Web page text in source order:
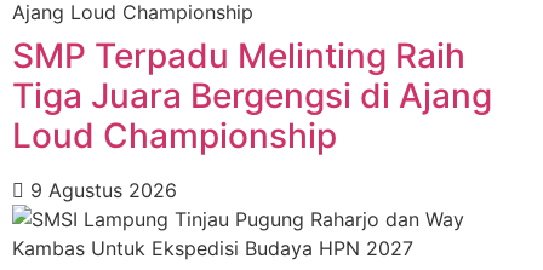
SMP Terpadu Melinting Raih
Tiga Juara Bergengsi di Ajang
Loud Championship
9 Agustus 2026